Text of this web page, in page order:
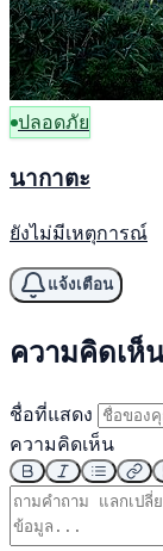
ปลอดภัย
นากาตะ
ยังไม่มีเหตุการณ์
แจ้งเตือน
ความคิดเห็
ชื่อที่แสดง
ความคิดเห็น